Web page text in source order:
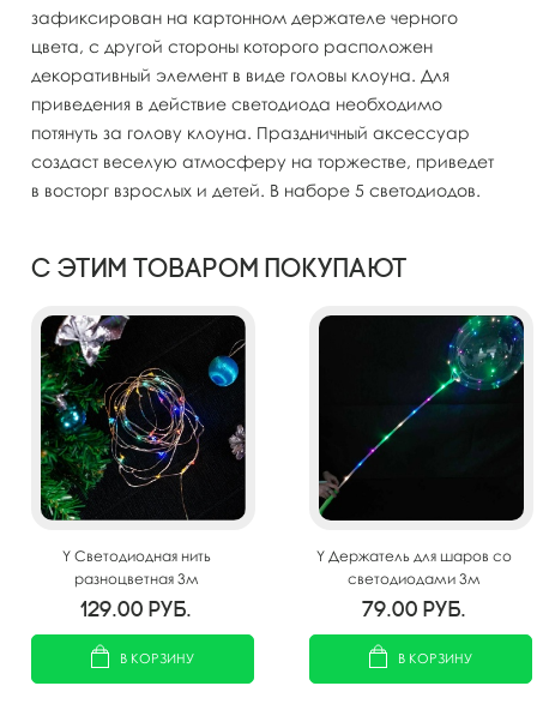
зафиксирован на картонном держателе черного
цвета, с другой стороны которого расположен
декоративный элемент в виде головы клоуна. Для
приведения в действие светодиода необходимо
потянуть за голову клоуна. Праздничный аксессуар
создаст веселую атмосферу на торжестве, приведет
в восторг взрослых и детей. В наборе 5 светодиодов.
С этим товаром покупают
Y Светодиодная нить
разноцветная 3м
129.00 руб.
В КОРЗИНУ
Y Держатель для шаров со
светодиодами 3м
79.00 руб.
В КОРЗИНУ